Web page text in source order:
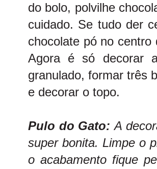
do bolo, polvilhe
cuidado. Se tudo der
chocolate pó no
Agora é só decorar
granulado, formar três
e decorar o topo.
Pulo do Gato:A
super bonita. Limpe o
o acabamento fique